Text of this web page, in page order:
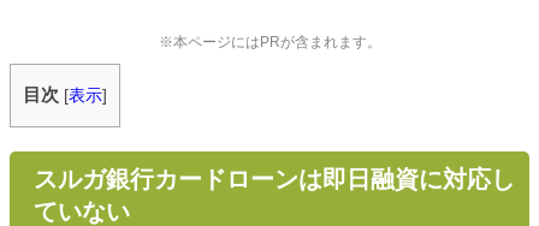
※本ページにはPRが含まれます。
目次 [表示]
スルガ銀行カードローンは即日融資に対応し
ていない